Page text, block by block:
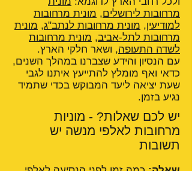
מרחובות לירושלים, מונית מרחובות
למודיעין, מונית מרחובות לנתב"ג, מונית
מרחובות לתל-אביב, מונית מרחובות
לשדה התעופה, ושאר חלקי הארץ.
עם הנסיון והידע שצברנו במהלך השנים,
כדאי ואף מומלץ להתייעץ איתנו לגבי
שעת יציאה ליעד המבוקש בכדי שתמיד
נגיע בזמן.
יש לכם שאלות? - מוניות
מרחובות לאלפי מנשה יש
תשובות